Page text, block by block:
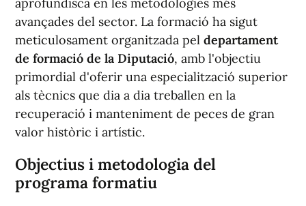
aprofundisca en les metodologies més
avançades del sector. La formació ha sigut
meticulosament organitzada pel departament
de formació de la Diputació, amb l'objectiu
primordial d'oferir una especialització superior
als tècnics que dia a dia treballen en la
recuperació i manteniment de peces de gran
valor històric i artístic.
Objectius i metodologia del
programa formatiu